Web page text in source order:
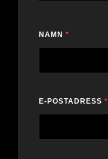
NAMN *
E-POSTADRESS *